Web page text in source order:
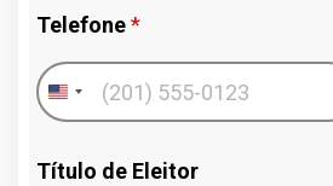
a
z
a
o
Telefone*
Título de Eleitor